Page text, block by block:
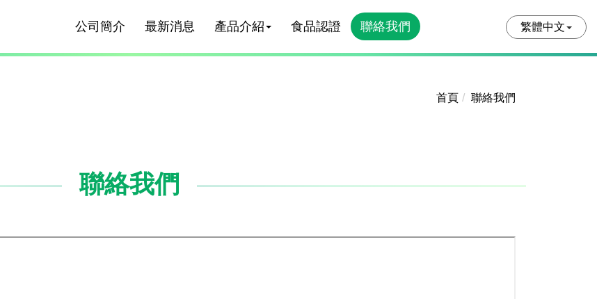
公司簡介 最新消息 產品介紹 食品認證 聯絡我們 繁體中文
首頁 聯絡我們
聯絡我們